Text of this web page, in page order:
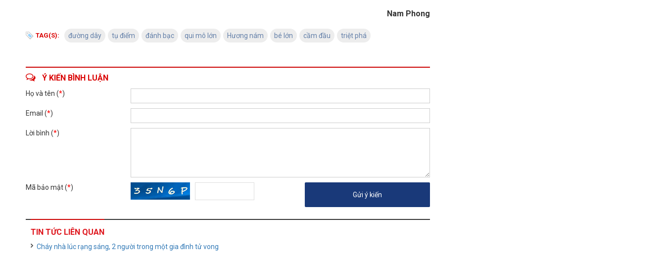
Nam Phong
TAG(S): đường dây tụ điểm đánh bạc qui mô lớn Hương nám bé lớn cầm đầu triệt phá
Ý KIẾN BÌNH LUẬN
Họ và tên (*)
Email (*)
Lời bình (*)
Mã bảo mật (*)
TIN TỨC LIÊN QUAN
Cháy nhà lúc rạng sáng, 2 người trong một gia đình tử vong